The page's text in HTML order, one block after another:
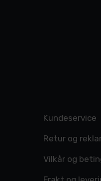
Kundeservice
Retur og
Vilkår og